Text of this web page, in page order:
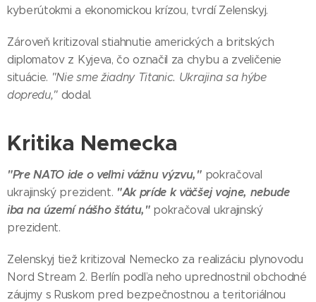
kyberútokmi a ekonomickou krízou, tvrdí Zelenskyj.
Zároveň kritizoval stiahnutie amerických a britských
diplomatov z Kyjeva, čo označil za chybu a zveličenie
situácie. "Nie sme žiadny Titanic. Ukrajina sa hýbe
dopredu," dodal.
Kritika Nemecka
"Pre NATO ide o veľmi vážnu výzvu," pokračoval
ukrajinský prezident. "Ak príde k väčšej vojne, nebude
iba na území nášho štátu,"pokračoval ukrajinský
prezident.
Zelenskyj tiež kritizoval Nemecko za realizáciu plynovodu
Nord Stream 2. Berlín podľa neho uprednostnil obchodné
záujmy s Ruskom pred bezpečnostnou a teritoriálnou